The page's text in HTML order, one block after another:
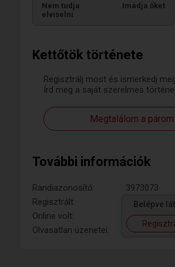
Kettőtök története
Regisztrálj most és ismerkedj
Írd meg a saját szerelmes
Megtalálom a párom
További információk
Randiazonosító:
3973073
Regisztrált:
Online volt:
Olvasatlan üzenetei:
Belépve
Nem tudja
elviselni
Imádja őket